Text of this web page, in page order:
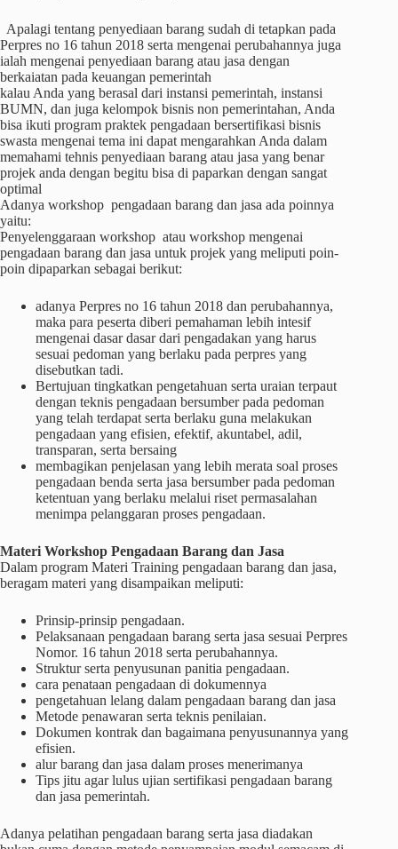
Apalagi tentang penyediaan barang sudah di tetapkan pada
Perpres no 16 tahun 2018 serta mengenai perubahannya juga
ialah mengenai penyediaan barang atau jasa dengan
berkaiatan pada keuangan pemerintah
kalau Anda yang berasal dari instansi pemerintah, instansi
BUMN, dan juga kelompok bisnis non pemerintahan, Anda
bisa ikuti program praktek pengadaan bersertifikasi bisnis
swasta mengenai tema ini dapat mengarahkan Anda dalam
memahami tehnis penyediaan barang atau jasa yang benar
projek anda dengan begitu bisa di paparkan dengan sangat
optimal
Adanya workshop pengadaan barang dan jasa ada poinnya
yaitu:
Penyelenggaraan workshop atau workshop mengenai
pengadaan barang dan jasa untuk projek yang meliputi poin-
poin dipaparkan sebagai berikut:
adanya Perpres no 16 tahun 2018 dan perubahannya,
maka para peserta diberi pemahaman lebih intesif
mengenai dasar dasar dari pengadakan yang harus
sesuai pedoman yang berlaku pada perpres yang
disebutkan tadi.
Bertujuan tingkatkan pengetahuan serta uraian terpaut
dengan teknis pengadaan bersumber pada pedoman
yang telah terdapat serta berlaku guna melakukan
pengadaan yang efisien, efektif, akuntabel, adil,
transparan, serta bersaing
membagikan penjelasan yang lebih merata soal proses
pengadaan benda serta jasa bersumber pada pedoman
ketentuan yang berlaku melalui riset permasalahan
menimpa pelanggaran proses pengadaan.
Materi Workshop Pengadaan Barang dan Jasa
Dalam program Materi Training pengadaan barang dan jasa,
beragam materi yang disampaikan meliputi:
Prinsip-prinsip pengadaan.
Pelaksanaan pengadaan barang serta jasa sesuai Perpres
Nomor. 16 tahun 2018 serta perubahannya.
Struktur serta penyusunan panitia pengadaan.
cara penataan pengadaan di dokumennya
pengetahuan lelang dalam pengadaan barang dan jasa
Metode penawaran serta teknis penilaian.
Dokumen kontrak dan bagaimana penyusunannya yang
efisien.
alur barang dan jasa dalam proses menerimanya
Tips jitu agar lulus ujian sertifikasi pengadaan barang
dan jasa pemerintah.
Adanya pelatihan pengadaan barang serta jasa diadakan